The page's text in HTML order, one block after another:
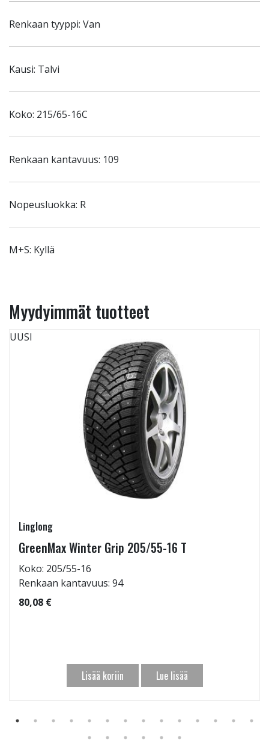
Renkaan tyyppi: Van
Kausi: Talvi
Koko: 215/65-16C
Renkaan kantavuus: 109
Nopeusluokka: R
M+S: Kyllä
Myydyimmät tuotteet
UUSI
Linglong
GreenMax Winter Grip 205/55-16 T
Koko: 205/55-16
Renkaan kantavuus: 94
80,08 €
Lisää koriin Lue lisää